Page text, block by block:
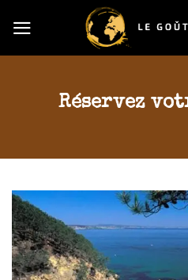
content
Réservez